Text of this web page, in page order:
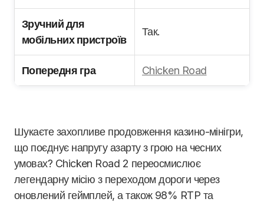
Зручний для
мобільних пристроїв
Так.
Попередня гра Chicken Road
Шукаєте захопливе продовження казино-мінігри,
що поєднує напругу азарту з грою на чесних
умовах? Chicken Road 2 переосмислює
легендарну місію з переходом дороги через
оновлений геймплей, а також 98% RTP та